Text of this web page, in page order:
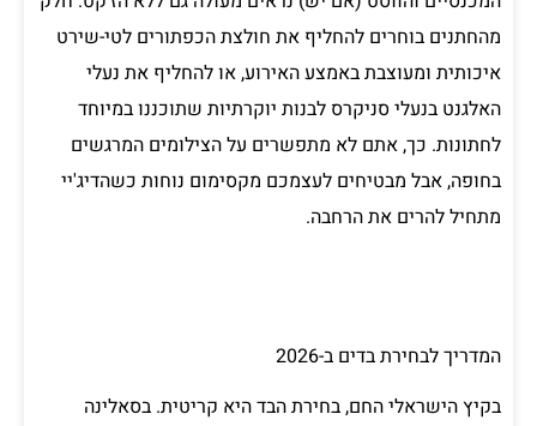
מהחתנים בוחרים להחליף את חולצת הכפתורים לטי-שירט
איכותית ומעוצבת באמצע האירוע, או להחליף את נעלי
האלגנט בנעלי סניקרס לבנות יוקרתיות שתוכננו במיוחד
לחתונות. כך, אתם לא מתפשרים על הצילומים המרגשים
בחופה, אבל מבטיחים לעצמכם מקסימום נוחות כשהדיג'יי
מתחיל להרים את הרחבה.
המדריך לבחירת בדים ב-2026
בקיץ הישראלי החם, בחירת הבד היא קריטית. בסאלינה